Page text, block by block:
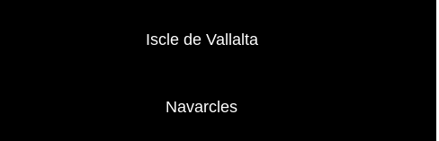
Iscle de Vallalta
Navarcles